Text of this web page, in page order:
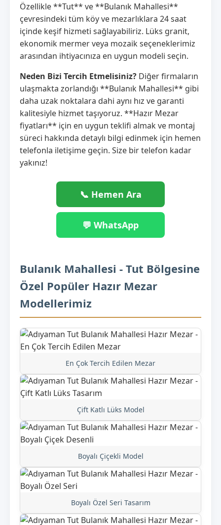
Özellikle **Tut** ve **Bulanık Mahallesi**
çevresindeki tüm köy ve mezarlıklara 24 saat
içinde keşif hizmeti sağlayabiliriz. Lüks granit,
ekonomik mermer veya mozaik seçeneklerimiz
arasından ihtiyacınıza en uygun modeli seçin.
Neden Bizi Tercih Etmelisiniz? Diğer firmaların
ulaşmakta zorlandığı **Bulanık Mahallesi** gibi
daha uzak noktalara dahi aynı hız ve garanti
kalitesiyle hizmet taşıyoruz. **Hazır Mezar
fiyatları** için en uygun teklifi almak ve montaj
süreci hakkında detaylı bilgi edinmek için hemen
telefonla iletişime geçin. Size bir telefon kadar
yakınız!
📞 Hemen Ara
💬 WhatsApp
Bulanık Mahallesi - Tut Bölgesine
Özel Popüler Hazır Mezar
Modellerimiz
En Çok Tercih Edilen Mezar
Çift Katlı Lüks Model
Boyalı Çiçekli Model
Boyalı Özel Seri Tasarım